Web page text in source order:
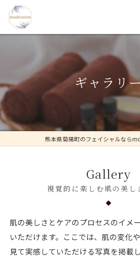
ギャラリ
熊本県菊陽町のフェイシャルなら
Gallery
視覚的に楽しむ肌の美し
肌の美しさとケアのプロセスのイメ
いただけます。ここでは、肌の変化
見て実感していただける写真を掲載